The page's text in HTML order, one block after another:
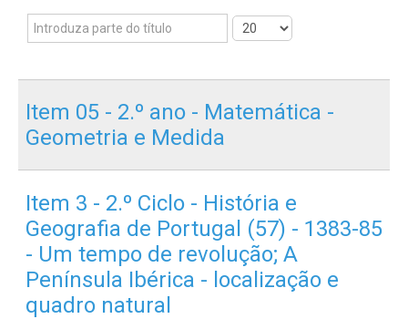
Item 05 - 2.º ano - Matemática -
Geometria e Medida
Item 3 - 2.º Ciclo - História e
Geografia de Portugal (57) - 1383-85
- Um tempo de revolução; A
Península Ibérica - localização e
quadro natural